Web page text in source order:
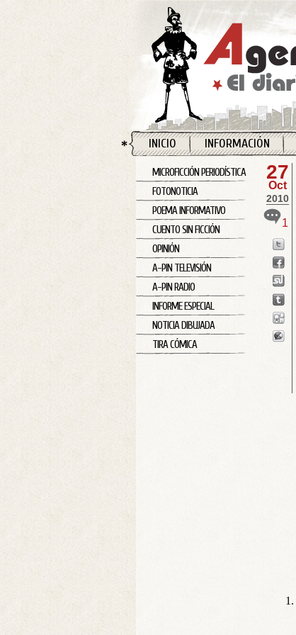
INICIO INFORMACIÓN
MICROFICCIÓN PERIODÍSTICA
FOTONOTICIA
POEMA INFORMATIVO
CUENTO SIN FICCIÓN
OPINIÓN
A-PIN TELEVISIÓN
A-PIN RADIO
INFORME ESPECIAL
NOTICIA DIBUJADA
TIRA CÓMICA
27
Oct
2010
1